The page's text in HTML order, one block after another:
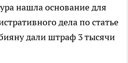
нашла основание для
дела по статье
дали штраф 3 тысячи